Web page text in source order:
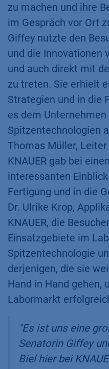
zu machen und ihre
im Gespräch vor Ort
Giffey nutzte den
und die Innovationen
und auch direkt mit
zu treten. Sie erhielt
Strategien und in die
es dem
Spitzentechnologien
Thomas Müller,
KNAUER gab bei
interessanten
Fertigung und in die
Dr. Ulrike Krop,
KNAUER, die
Einsatzgebiete im
Spitzentechnologie
derjenigen, die sie
Hand in Hand
Labormarkt
"Es ist uns eine
Senatorin Giffey
Biel hier bei